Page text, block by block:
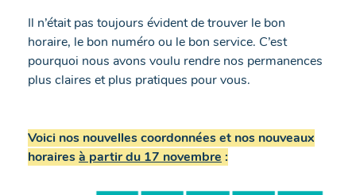
Il n’était pas toujours évident de trouver le bon
horaire, le bon numéro ou le bon service. C’est
pourquoi nous avons voulu rendre nos permanences
plus claires et plus pratiques pour vous.
Voici nos nouvelles coordonnées et nos nouveaux
horairesà partir du 17 novembre :